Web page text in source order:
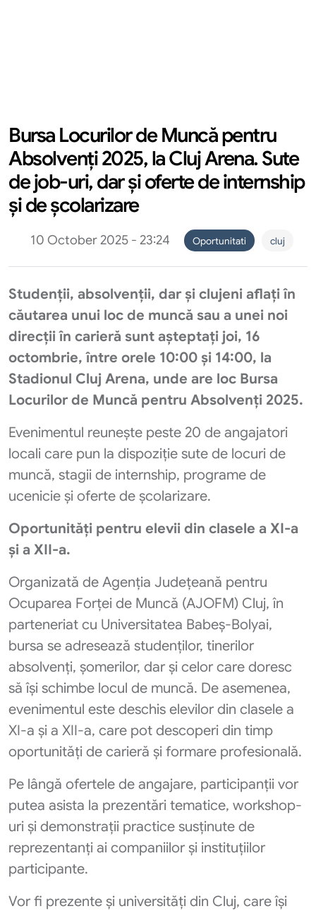
Bursa Locurilor de Muncă pentru
Absolvenți 2025, la Cluj Arena. Sute
de job-uri, dar și oferte de internship
și de școlarizare
10 October 2025 - 23:24 Oportunitati cluj
Studenții, absolvenții, dar și clujeni aflați în
căutarea unui loc de muncă sau a unei noi
direcții în carieră sunt așteptați joi, 16
octombrie, între orele 10:00 și 14:00, la
Stadionul Cluj Arena, unde are loc Bursa
Locurilor de Muncă pentru Absolvenți 2025.
Evenimentul reunește peste 20 de angajatori
locali care pun la dispoziție sute de locuri de
muncă, stagii de internship, programe de
ucenicie și oferte de școlarizare.
Oportunități pentru elevii din clasele a XI-a
și a XII-a.
Organizată de Agenția Județeană pentru
Ocuparea Forței de Muncă (AJOFM) Cluj, în
parteneriat cu Universitatea Babeș-Bolyai,
bursa se adresează studenților, tinerilor
absolvenți, șomerilor, dar și celor care doresc
să își schimbe locul de muncă. De asemenea,
evenimentul este deschis elevilor din clasele a
XI-a și a XII-a, care pot descoperi din timp
oportunități de carieră și formare profesională.
Pe lângă ofertele de angajare, participanții vor
putea asista la prezentări tematice, workshop-
uri și demonstrații practice susținute de
reprezentanți ai companiilor și instituțiilor
participante.
Vor fi prezente și universități din Cluj, care își